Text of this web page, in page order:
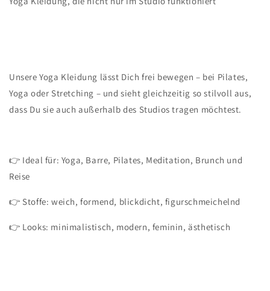
Unsere Yoga Kleidung lässt Dich frei bewegen – bei Pilates,
Yoga oder Stretching – und sieht gleichzeitig so stilvoll aus,
dass Du sie auch außerhalb des Studios tragen möchtest.
👉 Ideal für: Yoga, Barre, Pilates, Meditation, Brunch und
Reise
👉 Stoffe: weich, formend, blickdicht, figurschmeichelnd
👉 Looks: minimalistisch, modern, feminin, ästhetisch